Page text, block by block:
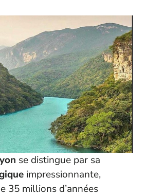
se distingue par sa
impressionnante,
35 millions d’années